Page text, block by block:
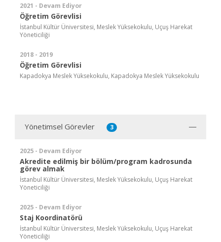
2021 - Devam Ediyor
Öğretim Görevlisi
İstanbul Kültür Üniversitesi, Meslek Yüksekokulu, Uçuş Harekat
Yöneticiliği
2018 - 2019
Öğretim Görevlisi
Kapadokya Meslek Yüksekokulu, Kapadokya Meslek Yüksekokulu
Yönetimsel Görevler 3
2025 - Devam Ediyor
Akredite edilmiş bir bölüm/program kadrosunda
görev almak
İstanbul Kültür Üniversitesi, Meslek Yüksekokulu, Uçuş Harekat
Yöneticiliği
2025 - Devam Ediyor
Staj Koordinatörü
İstanbul Kültür Üniversitesi, Meslek Yüksekokulu, Uçuş Harekat
Yöneticiliği